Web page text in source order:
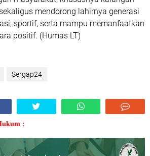
mendorong lahirnya generasi
sportif, serta mampu memanfaatkan
positif. (Humas LT)
Sergap24
: